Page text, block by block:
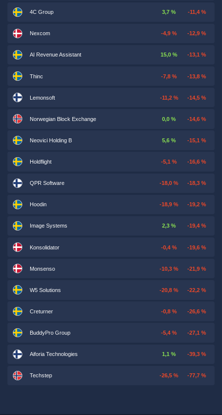
4C Group 3,7 % -11,4 %
Nexcom -4,9 % -12,9 %
AI Revenue Assistant 15,0 % -13,1 %
Thinc -7,8 % -13,8 %
Lemonsoft -11,2 % -14,5 %
Norwegian Block Exchange 0,0 % -14,6 %
Neovici Holding B 5,6 % -15,1 %
Holdflight -5,1 % -16,6 %
QPR Software -18,0 % -18,3 %
Hoodin -18,9 % -19,2 %
Image Systems 2,3 % -19,4 %
Konsolidator -0,4 % -19,6 %
Monsenso -10,3 % -21,9 %
W5 Solutions -20,8 % -22,2 %
Creturner -0,8 % -26,6 %
BuddyPro Group -5,4 % -27,1 %
Aiforia Technologies 1,1 % -39,3 %
Techstep -26,5 % -77,7 %